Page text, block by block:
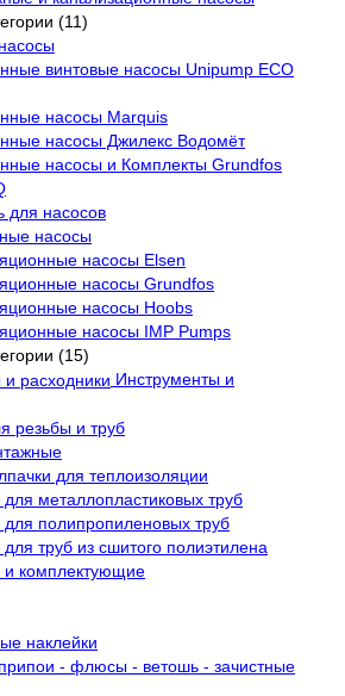
(11)
винтовые насосы Unipump ECO
насосы Marquis
насосы Джилекс Водомёт
насосы и Комплекты Grundfos
для насосов
насосы
насосы Elsen
насосы Grundfos
насосы Hoobs
насосы IMP Pumps
(15)
Инструменты и
резьбы и труб
для теплоизоляции
металлопластиковых труб
полипропиленовых труб
труб из сшитого полиэтилена
и комплектующие
наклейки
- флюсы - ветошь - зачистные